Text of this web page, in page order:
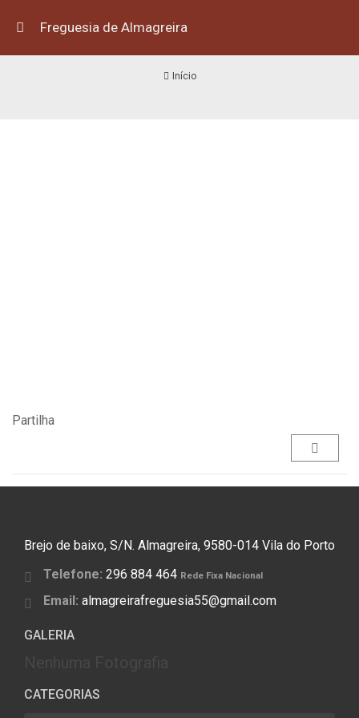
Início
Partilha
Brejo de baixo, S/N. Almagreira, 9580-014 Vila do Porto
Telefone: 296 884 464 Rede Fixa Nacional
Email: almagreirafreguesia55@gmail.com
GALERIA
CATEGORIAS
Freguesia de Almagreira